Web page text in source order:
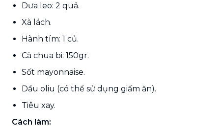
Dưa leo: 2 quả.
Xà lách.
Hành tím: 1 củ.
Cà chua bi: 150gr.
Sốt mayonnaise.
Dầu oliu (có thể sử dụng giấm ăn).
Tiêu xay.
Cách làm: